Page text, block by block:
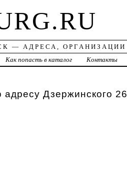
— АДРЕСА, ОРГАНИЗАЦИИ
Как попасть в каталог Контакты
Дзержинского 26